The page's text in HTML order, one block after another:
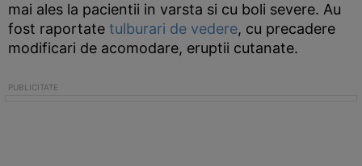
mai ales la pacientii in varsta si cu boli severe. Au
fost raportate tulburari de vedere, cu precadere
modificari de acomodare, eruptii cutanate.